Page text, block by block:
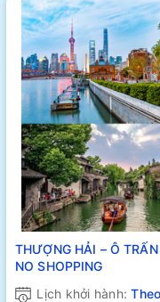
THƯỢNG HẢI – Ô
NO SHOPPING
Lịch khởi hành: